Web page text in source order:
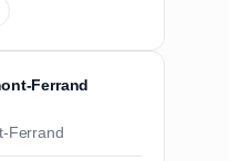
Ferrand
Ferrand